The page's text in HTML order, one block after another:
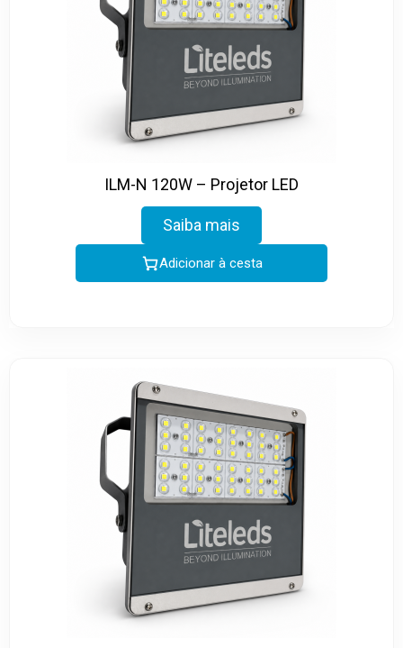
ILM-N 120W – Projetor LED
Saiba mais
Adicionar à cesta